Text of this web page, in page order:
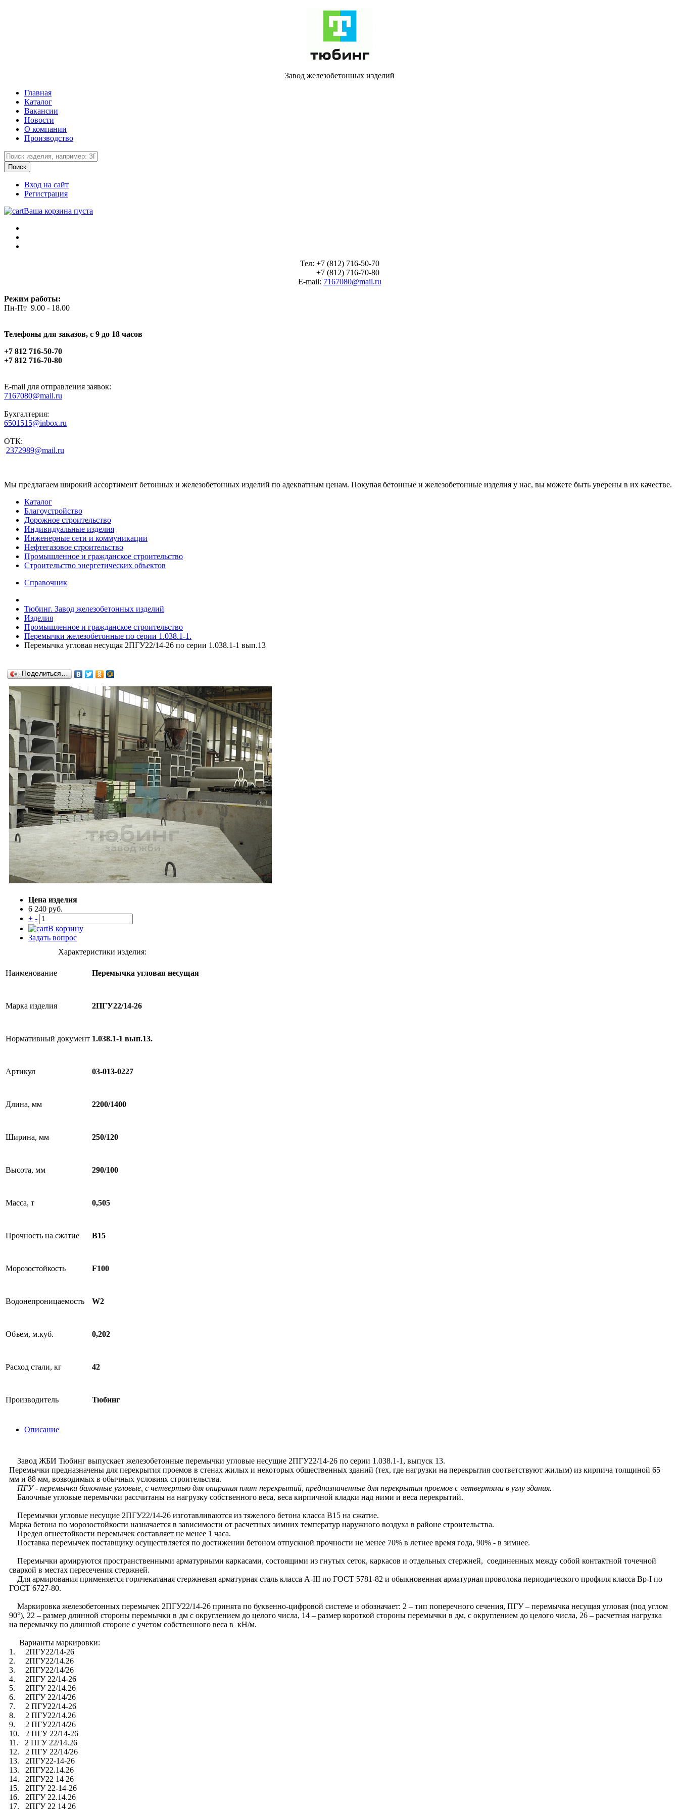
Завод железобетонных изделий
Главная
Каталог
Вакансии
Новости
О компании
Производство
Вход на сайт
Регистрация
Ваша корзина пуста
Тел: +7 (812) 716-50-70
+7 (812) 716-70-80
E-mail: 7167080@mail.ru
Режим работы:
Пн-Пт 9.00 - 18.00
Телефоны для заказов, c 9 до 18 часов
+7 812 716-50-70
+7 812 716-70-80
E-mail для отправления заявок:
7167080@mail.ru
Бухгалтерия:
6501515@inbox.ru
ОТК:
2372989@mail.ru
Мы предлагаем широкий ассортимент бетонных и железобетонных изделий по адекватным ценам. Покупая бетонные и железобетонные изделия у нас, вы можете быть уверены в их качестве.
Каталог
Благоустройство
Дорожное строительство
Индивидуальные изделия
Инженерные сети и коммуникации
Нефтегазовое строительство
Промышленное и гражданское строительство
Строительство энергетических объектов
Справочник
Тюбинг. Завод железобетонных изделий
Изделия
Промышленное и гражданское строительство
Перемычки железобетонные по серии 1.038.1-1.
Перемычка угловая несущая 2ПГУ22/14-26 по серии 1.038.1-1 вып.13
Поделиться…
Цена изделия
6 240 руб.
+ -
В корзину
Задать вопрос
Характеристики изделия:
Наименование Перемычка угловая несущая
Марка изделия 2ПГУ22/14-26
Нормативный документ 1.038.1-1 вып.13.
Артикул 03-013-0227
Длина, мм 2200/1400
Ширина, мм 250/120
Высота, мм 290/100
Масса, т 0,505
Прочность на сжатие B15
Морозостойкость F100
Водонепроницаемость W2
Объем, м.куб. 0,202
Расход стали, кг 42
Производитель Тюбинг
Описание
Завод ЖБИ Тюбинг выпускает железобетонные перемычки угловые несущие 2ПГУ22/14-26 по серии 1.038.1-1, выпуск 13.
Перемычки предназначены для перекрытия проемов в стенах жилых и некоторых общественных зданий (тех, где нагрузки на перекрытия соответствуют жилым) из кирпича толщиной 65
мм и 88 мм, возводимых в обычных условиях строительства.
ПГУ - перемычки балочные угловые, с четвертью для опирания плит перекрытий, предназначенные для перекрытия проемов с четвертями в углу здания.
Балочные угловые перемычки рассчитаны на нагрузку собственного веса, веса кирпичной кладки над ними и веса перекрытий.
Перемычки угловые несущие 2ПГУ22/14-26 изготавливаются из тяжелого бетона класса В15 на сжатие.
Марка бетона по морозостойкости назначается в зависимости от расчетных зимних температур наружного воздуха в районе строительства.
Предел огнестойкости перемычек составляет не менее 1 часа.
Поставка перемычек поставщику осуществляется по достижении бетоном отпускной прочности не менее 70% в летнее время года, 90% - в зимнее.
Перемычки армируются пространственными арматурными каркасами, состоящими из гнутых сеток, каркасов и отдельных стержней, соединенных между собой контактной точечной
сваркой в местах пересечения стержней.
Для армирования применяется горячекатаная стержневая арматурная сталь класса А-III по ГОСТ 5781-82 и обыкновенная арматурная проволока периодического профиля класса Вр-I по
ГОСТ 6727-80.
Маркировка железобетонных перемычек 2ПГУ22/14-26 принята по буквенно-цифровой системе и обозначает: 2 – тип поперечного сечения, ПГУ – перемычка несущая угловая (под углом
90°), 22 – размер длинной стороны перемычки в дм с округлением до целого числа, 14 – размер короткой стороны перемычки в дм, с округлением до целого числа, 26 – расчетная нагрузка
на перемычку по длинной стороне с учетом собственного веса в кН/м.
Варианты маркировки:
1. 2ПГУ22/14-26
2. 2ПГУ22/14.26
3. 2ПГУ22/14/26
4. 2ПГУ 22/14-26
5. 2ПГУ 22/14.26
6. 2ПГУ 22/14/26
7. 2 ПГУ22/14-26
8. 2 ПГУ22/14.26
9. 2 ПГУ22/14/26
10. 2 ПГУ 22/14-26
11. 2 ПГУ 22/14.26
12. 2 ПГУ 22/14/26
13. 2ПГУ22-14-26
13. 2ПГУ22.14.26
14. 2ПГУ22 14 26
15. 2ПГУ 22-14-26
16. 2ПГУ 22.14.26
17. 2ПГУ 22 14 26